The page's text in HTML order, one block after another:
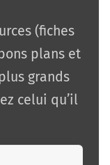
(fiches
plans et
grands
celui qu’il